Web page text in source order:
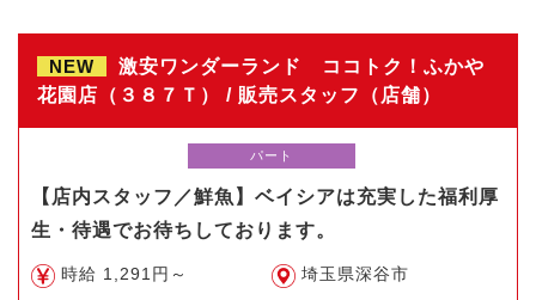
NEW
激安ワンダーランド ココトク！ふかや
花園店（３８７Ｔ） / 販売スタッフ（店舗）
パート
【店内スタッフ／鮮魚】ベイシアは充実した福利厚
生・待遇でお待ちしております。
時給 1,291円～ 埼玉県深谷市